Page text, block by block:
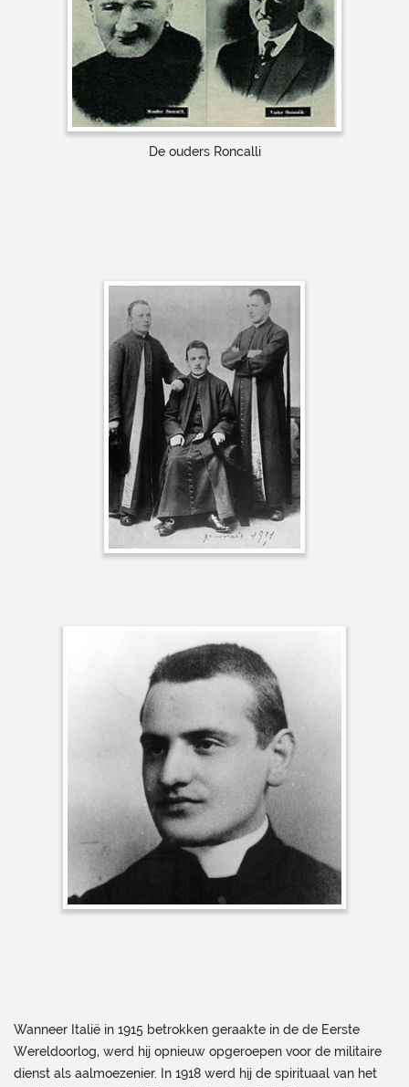
De ouders Roncalli
Wanneer Italië in 1915 betrokken geraakte in de de Eerste
Wereldoorlog, werd hij opnieuw opgeroepen voor de militaire
dienst als aalmoezenier. In 1918 werd hij de spirituaal van het